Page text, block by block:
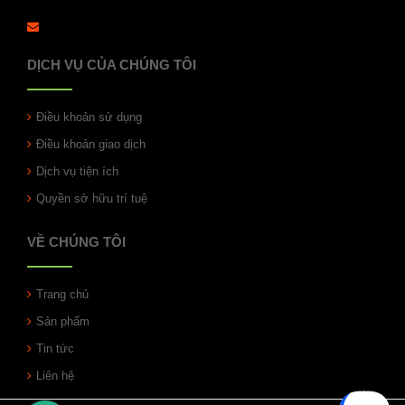
DỊCH VỤ CỦA CHÚNG TÔI
Điều khoản sử dụng
Điều khoản giao dịch
Dịch vụ tiện ích
Quyền sở hữu trí tuệ
VỀ CHÚNG TÔI
Trang chủ
Sản phẩm
Tin tức
Liên hệ